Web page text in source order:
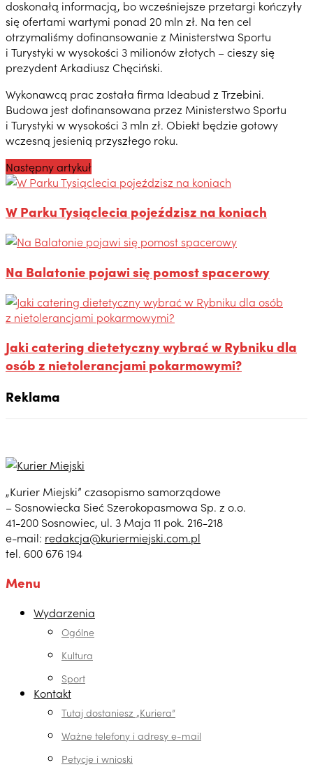
doskonałą informacją, bo wcześniejsze przetargi kończyły
się ofertami wartymi ponad 20 mln zł. Na ten cel
otrzymaliśmy dofinansowanie z Ministerstwa Sportu
i Turystyki w wysokości 3 milionów złotych – cieszy się
prezydent Arkadiusz Chęciński.
Wykonawcą prac została firma Ideabud z Trzebini.
Budowa jest dofinansowana przez Ministerstwo Sportu
i Turystyki w wysokości 3 mln zł. Obiekt będzie gotowy
wczesną jesienią przyszłego roku.
Następny artykuł
W Parku Tysiąclecia pojeździsz na koniach
Na Balatonie pojawi się pomost spacerowy
Jaki catering dietetyczny wybrać w Rybniku dla
osób z nietolerancjami pokarmowymi?
Reklama
„Kurier Miejski” czasopismo samorządowe
– Sosnowiecka Sieć Szerokopasmowa Sp. z o.o.
41-200 Sosnowiec, ul. 3 Maja 11 pok. 216-218
e-mail: redakcja@kuriermiejski.com.pl
tel. 600 676 194
Menu
Wydarzenia
Ogólne
Kultura
Sport
Kontakt
Tutaj dostaniesz „Kuriera”
Ważne telefony i adresy e-mail
Petycje i wnioski